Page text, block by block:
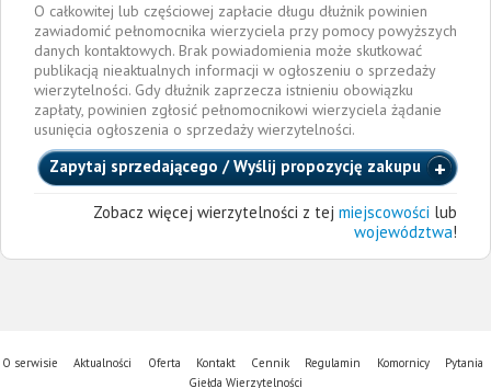
O całkowitej lub częściowej zapłacie długu dłużnik powinien
zawiadomić pełnomocnika wierzyciela przy pomocy powyższych
danych kontaktowych. Brak powiadomienia może skutkować
publikacją nieaktualnych informacji w ogłoszeniu o sprzedaży
wierzytelności. Gdy dłużnik zaprzecza istnieniu obowiązku
zapłaty, powinien zgłosić pełnomocnikowi wierzyciela żądanie
usunięcia ogłoszenia o sprzedaży wierzytelności.
Zapytaj sprzedającego / Wyślij propozycję zakupu
Zobacz więcej wierzytelności z tej miejscowości lub
województwa!
O serwisie Aktualności Oferta Kontakt Cennik Regulamin Komornicy
Pytania
Giełda Wierzytelności